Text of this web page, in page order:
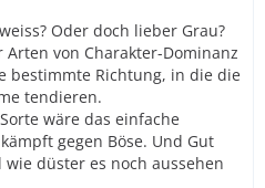
Oder doch lieber Grau?
von Charakter-Dominanz
bestimmte Richtung, in die die
tendieren.
wäre das einfache
gegen Böse. Und Gut
düster es noch aussehen